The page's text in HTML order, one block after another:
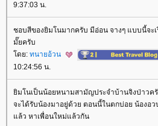
9:37:03 น.
ชอบสีของยิมโนมากครับ มีอ่อน จางๆ แบบนี้จะ
มั๊ยครับ
ดย: ทนายอ้วน
10:24:56 น.
มโนเป็นน้อยหนามสามัญประจำบ้านจิงป่าวค
จะได้รับน้องมาอยู่ด้วย ตอนนี้ในตกบ่อย น้องอ
ล้ว หาเพื่อนใหม่แล้วกัน